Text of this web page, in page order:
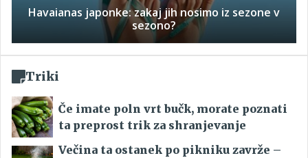
Havaianas japonke: zakaj jih nosimo iz sezone v
sezono?
Triki
Če imate poln vrt bučk, morate poznati
ta preprost trik za shranjevanje
Večina ta ostanek po pikniku zavrže –